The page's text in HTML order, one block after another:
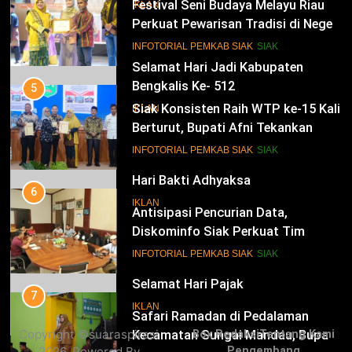
IKLAN
14
Selamat Hari Jadi Kabupaten
Bengkalis Ke- 512
IKLAN
15
Hari Bakti Adhyaksa
IKLAN
16
Selamat Hari Pajak
IKLAN
Festival Seni Budaya Melayu Riau
Perkuat Pewarisan Tradisi di Negeri
Istana
INFOTORIAL PEMKAB SIAK SIAK
5
Siak Konsisten Raih WTP ke-15 Kali
Berturut, Bupati Afni Tekankan
Penguatan Tata Kelola Keuangan
INFOTORIAL PEMKAB SIAK SIAK
6
Antisipasi Pencurian Data,
Diskominfo Siak Perkuat Tim
Tanggap Insiden Siber Mendukung
INFOTORIAL PEMKAB SIAK SIAK
7
Safari Ramadan di Pedalaman
Kecamatan Sungai Mandau, Bupati
Copyright ©suaraspirasi
Box RedaksiTentang Kami